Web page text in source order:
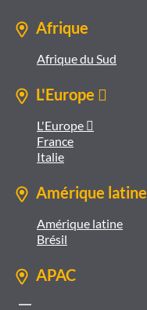
Afrique
Afrique du Sud
L'Europe 
L'Europe 
France
Italie
Amérique latine
Amérique latine
Brésil
APAC